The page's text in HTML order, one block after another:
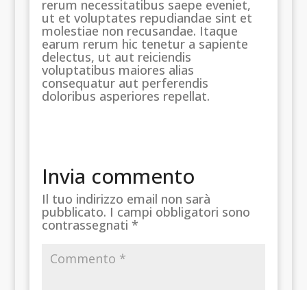
rerum necessitatibus saepe eveniet,
ut et voluptates repudiandae sint et
molestiae non recusandae. Itaque
earum rerum hic tenetur a sapiente
delectus, ut aut reiciendis
voluptatibus maiores alias
consequatur aut perferendis
doloribus asperiores repellat.
Invia commento
Il tuo indirizzo email non sarà
pubblicato. I campi obbligatori sono
contrassegnati *